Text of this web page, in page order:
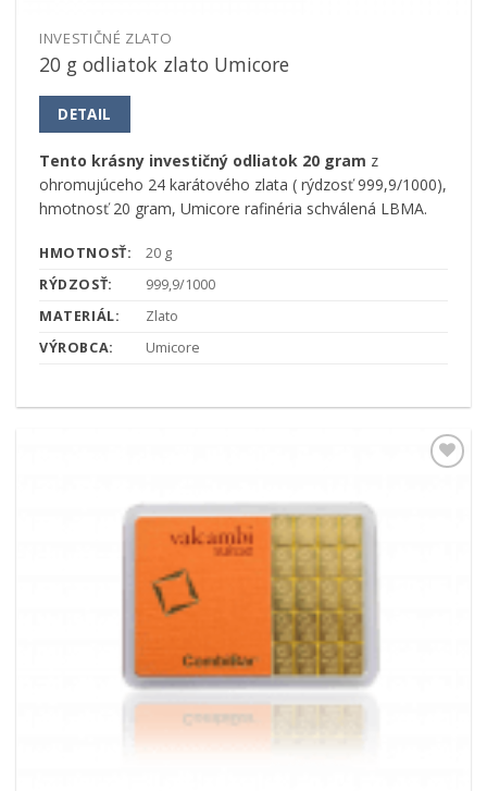
INVESTIČNÉ ZLATO
20 g odliatok zlato Umicore
DETAIL
Tento krásny investičný odliatok 20 gram z
ohromujúceho 24 karátového zlata ( rýdzosť 999,9/1000),
hmotnosť 20 gram, Umicore rafinéria schválená LBMA.
HMOTNOSŤ:
20 g
RÝDZOSŤ:
999,9/1000
MATERIÁL:
Zlato
VÝROBCA:
Umicore